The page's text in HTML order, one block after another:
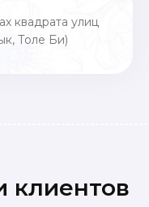
квадрата улиц
Толе Би)
клиентов